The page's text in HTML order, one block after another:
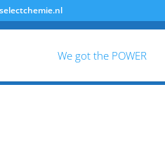
We got the POWER